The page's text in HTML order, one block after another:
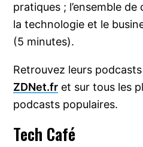
pratiques ; l’ensemble de
la technologie et le
(5 minutes).
Retrouvez leurs
ZDNet.fr et sur tous les
podcasts populaires.
Tech Café